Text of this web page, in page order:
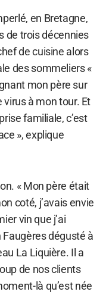
en Bretagne,
de trois décennies
de cuisine alors
des sommeliers «
mon père sur
virus à mon tour. Et
familiale, c’est
», explique
« Mon père était
coté, j’avais envie
vin que j’ai
dégusté à
La Liquière. Il a
de nos clients
là qu’est née